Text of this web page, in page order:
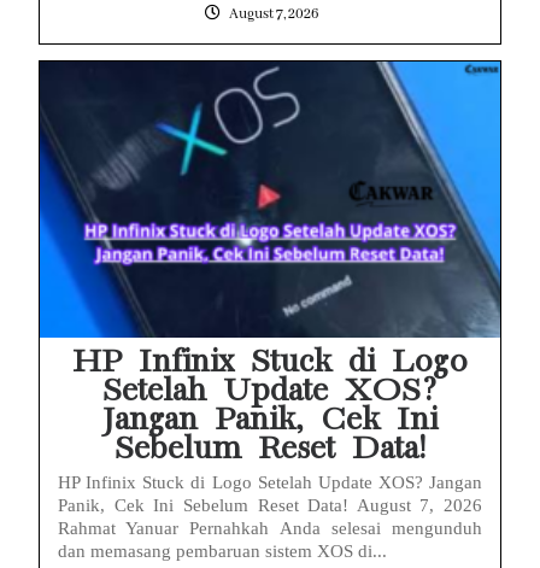
August 7, 2026
HP Infinix Stuck di Logo
Setelah Update XOS?
Jangan Panik, Cek Ini
Sebelum Reset Data!
HP Infinix Stuck di Logo Setelah Update XOS? Jangan
Panik, Cek Ini Sebelum Reset Data! August 7, 2026
Rahmat Yanuar Pernahkah Anda selesai mengunduh
dan memasang pembaruan sistem XOS di...